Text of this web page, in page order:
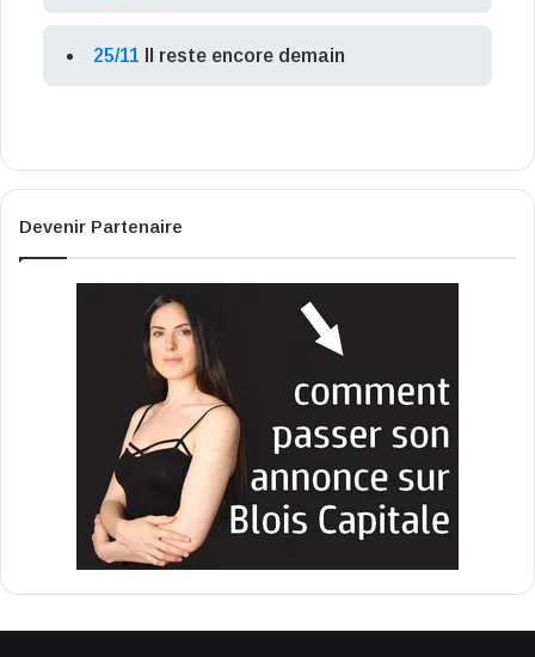
25/11 Il reste encore demain
Devenir Partenaire